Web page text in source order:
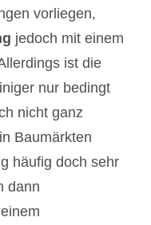
vorliegen,
jedoch mit einem
ist die
nur bedingt
nicht ganz
Baumärkten
häufig doch sehr
dann